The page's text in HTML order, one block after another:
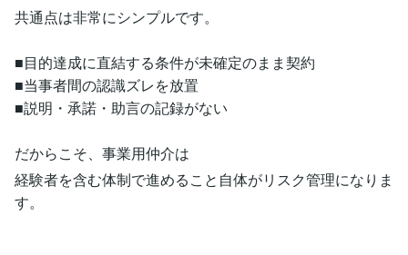
共通点は非常にシンプルです。
■目的達成に直結する条件が未確定のまま契約
■当事者間の認識ズレを放置
■説明・承諾・助言の記録がない
だからこそ、事業用仲介は
経験者を含む体制で進めること自体がリスク管理になりま
す。